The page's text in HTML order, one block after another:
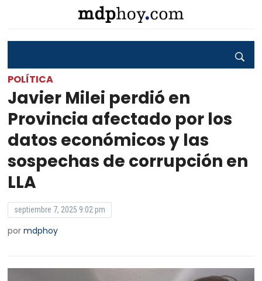
POLÍTICA
Javier Milei perdió en
Provincia afectado por los
datos económicos y las
sospechas de corrupción en
LLA
septiembre 7, 2025 9:02 pm
pormdphoy